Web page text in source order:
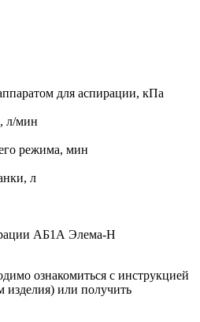
для аспирации, кПа
л/мин
режима, мин
л
АБ1А Элема-Н
ознакомиться с инструкцией
или получить